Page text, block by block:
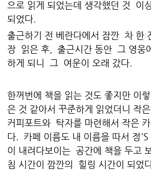
으로 읽게 되었는데 생각했던 것 이
되었다.
출근하기 전 베란다에서 잠깐 차 한
장 읽은 후, 출근시간 동안 그 영웅
하게 되니 그 여운이 오래 갔다.
한꺼번에 책을 읽는 것도 좋지만 이
은 것 같아서 꾸준하게 읽었더니 작
커피포트와 탁자를 마련해서 작은
다. 카페 이름도 내 이름을 따서 정
이 내려다보이는 공간에 책을 두고
침 시간이 깜깐의 힐링 시간이 되었